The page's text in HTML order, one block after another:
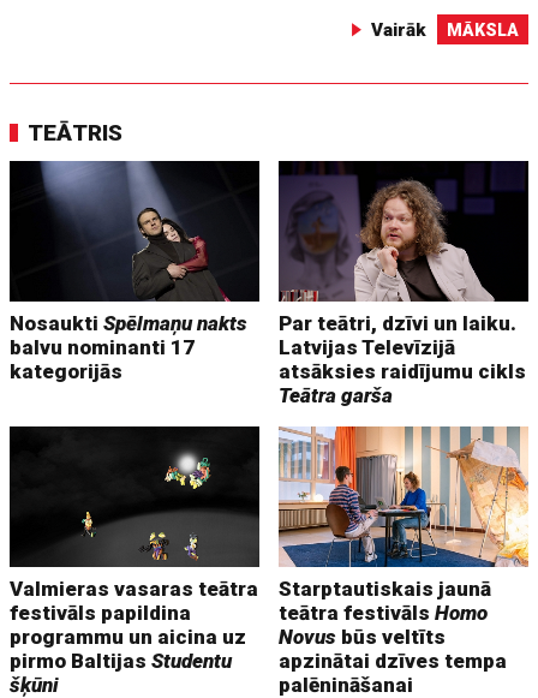
Vairāk MĀKSLA
TEĀTRIS
NosauktiSpēlmaņu nakts
balvu nominanti 17
kategorijās
Par teātri, dzīvi un laiku.
Latvijas Televīzijā
atsāksies raidījumu cikls
Teātra garša
Valmieras vasaras teātra
festivāls papildina
programmu un aicina uz
pirmo BaltijasStudentu
šķūni
Starptautiskais jaunā
teātra festivālsHomo
Novus būs veltīts
apzinātai dzīves tempa
palēnināšanai